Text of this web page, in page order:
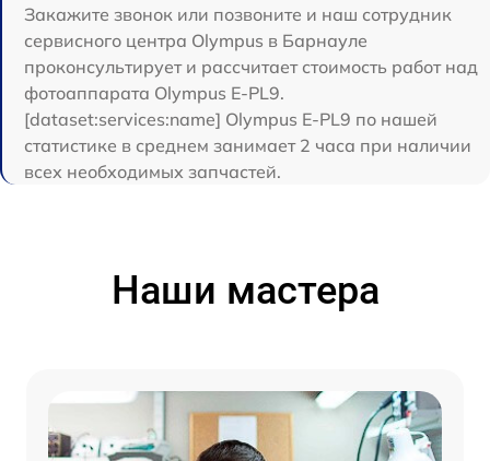
Закажите звонок или позвоните и наш сотрудник
сервисного центра Olympus в Барнауле
проконсультирует и рассчитает стоимость работ над
фотоаппарата Olympus E‑PL9.
[dataset:services:name] Olympus E‑PL9 по нашей
статистике в среднем занимает 2 часа при наличии
всех необходимых запчастей.
Наши мастера